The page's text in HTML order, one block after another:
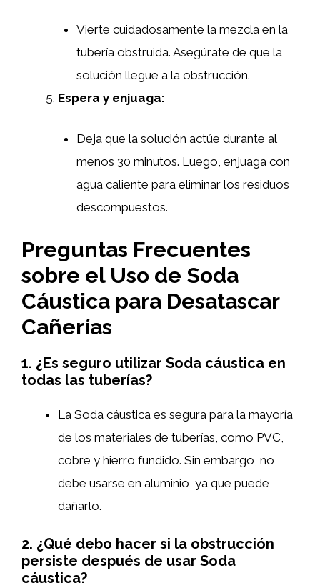
Vierte cuidadosamente la mezcla en la
tubería obstruida. Asegúrate de que la
solución llegue a la obstrucción.
Espera y enjuaga:
Deja que la solución actúe durante al
menos 30 minutos. Luego, enjuaga con
agua caliente para eliminar los residuos
descompuestos.
Preguntas Frecuentes
sobre el Uso de Soda
Cáustica para Desatascar
Cañerías
1. ¿Es seguro utilizar Soda cáustica en
todas las tuberías?
La Soda cáustica es segura para la mayoría
de los materiales de tuberías, como PVC,
cobre y hierro fundido. Sin embargo, no
debe usarse en aluminio, ya que puede
dañarlo.
2. ¿Qué debo hacer si la obstrucción
persiste después de usar Soda
cáustica?